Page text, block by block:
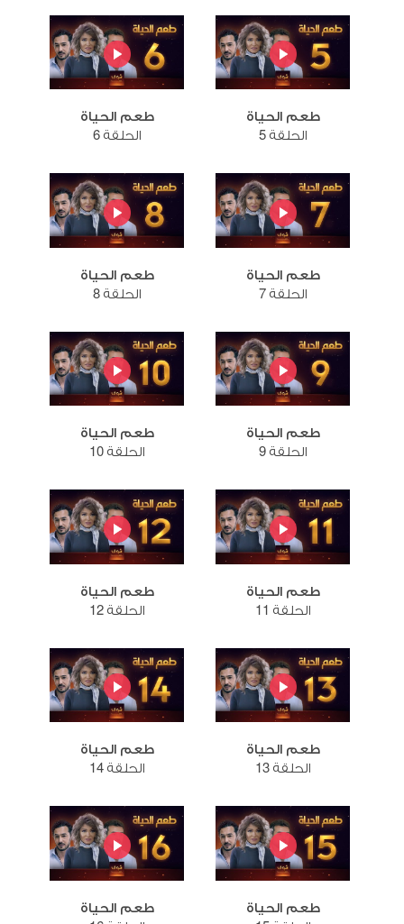
طعم الحياة
الحلقة 5
طعم الحياة
الحلقة 6
طعم الحياة
الحلقة 7
طعم الحياة
الحلقة 8
طعم الحياة
الحلقة 9
طعم الحياة
الحلقة 10
طعم الحياة
الحلقة 11
طعم الحياة
الحلقة 12
طعم الحياة
الحلقة 13
طعم الحياة
الحلقة 14
طعم الحياة
طعم الحياة